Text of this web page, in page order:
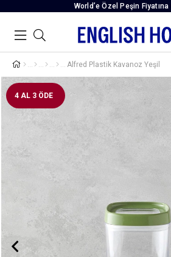
World’e Özel Peşin Fiyatına
Alfred Plastik Kavanoz Yeşil
4 AL 3 ÖDE